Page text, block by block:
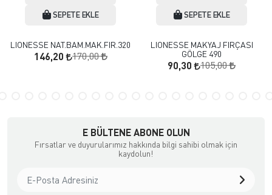
SEPETE EKLE
LIONESSE NAT.BAM.MAK.FIR.320
146,20 170,00
SEPETE EKLE
LIONESSE MAKYAJ FIRÇASI
GÖLGE 490
90,30 105,00
E BÜLTENE ABONE OLUN
Fırsatlar ve duyurularımız hakkında bilgi sahibi olmak için
kaydolun!